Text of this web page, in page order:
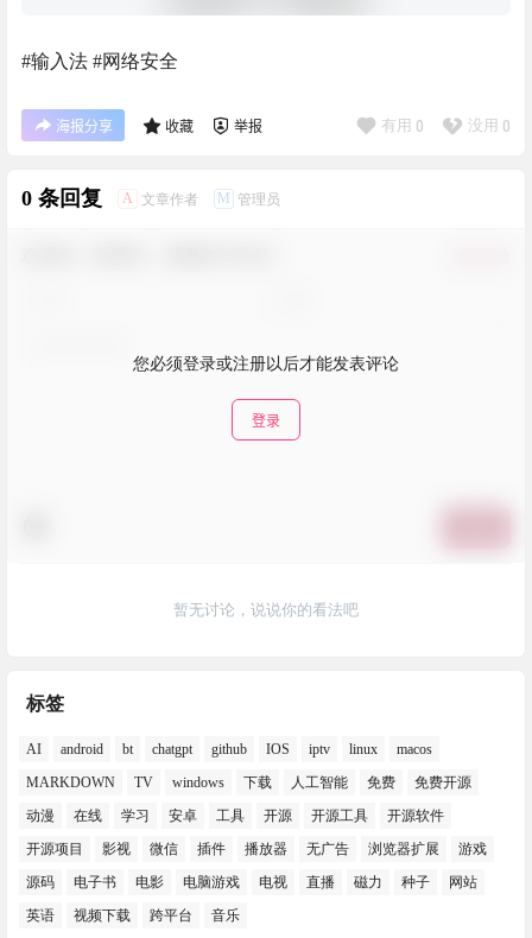
#输入法 #网络安全
海报分享 收藏 举报 有用 0 没用 0
0 条回复 A 文章作者 M 管理员
您必须登录或注册以后才能发表评论
登录
暂无讨论，说说你的看法吧
标签
AI android bt chatgpt github IOS iptv linux
macos
MARKDOWN
TV windows 下载 人工智能 免费
免费开源
动漫
在线 学习 安卓 工具 开源 开源工具
开源软件
开源项目
影视 微信 插件 播放器 无广告 浏览器扩展
游戏
源码
电子书 电影 电脑游戏 电视 直播 磁力 种子
网站
英语
视频下载 跨平台 音乐